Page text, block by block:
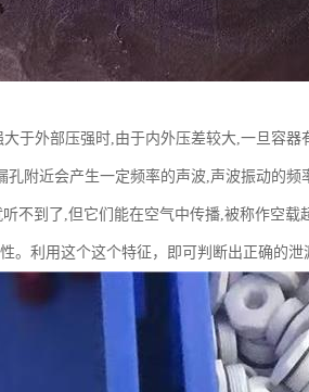
于外部压强时,由于内外压差较大,一旦容器
附近会产生一定频率的声波,声波振动的
不到了,但它们能在空气中传播,被称作空
。利用这个这个特征，即可判断出正确的泄